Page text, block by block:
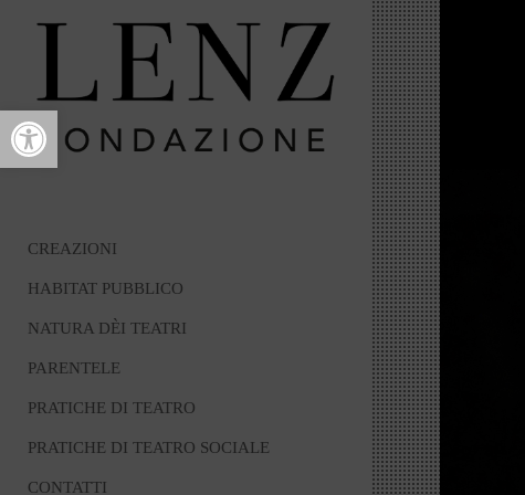
Open toolbar
CREAZIONI
HABITAT PUBBLICO
NATURA DÈI TEATRI
PARENTELE
PRATICHE DI TEATRO
PRATICHE DI TEATRO SOCIALE
CONTATTI